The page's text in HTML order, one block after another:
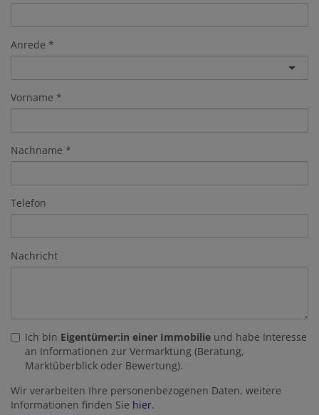
Anrede
Vorname
Nachname
Telefon
Nachricht
Ich bin Eigentümer:in einer Immobilie und habe Interesse
an Informationen zur Vermarktung (Beratung,
Marktüberblick oder Bewertung).
Wir verarbeiten Ihre personenbezogenen Daten, weitere
Informationen finden Sie hier.